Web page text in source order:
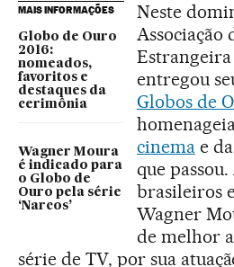
MAIS INFORMAÇÕES
Globo de Ouro
2016:
nomeados,
favoritos e
destaques da
cerimônia
Wagner Moura
é indicado para
o Globo de
Ouro pela série
‘Narcos’
Neste
Associação
entregou
Globos de
cinemae da
que
brasileiros
Wagner
de melhor
série de TV, por sua